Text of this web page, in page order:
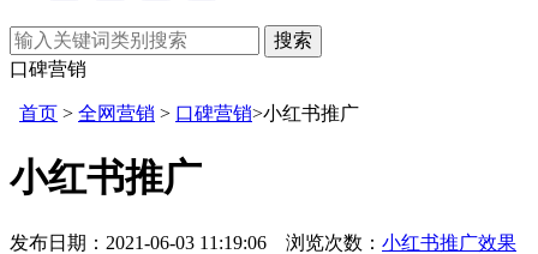
口碑营销
首页 > 全网营销 > 口碑营销>小红书推广
小红书推广
发布日期：2021-06-03 11:19:06 浏览次数： 小红书推广效果